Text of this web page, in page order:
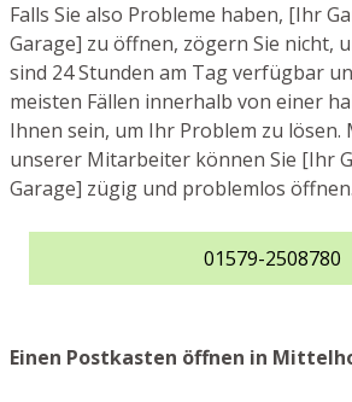
Falls Sie also Probleme haben, [Ihr
Garage] zu öffnen, zögern Sie nicht,
sind 24 Stunden am Tag verfügbar
meisten Fällen innerhalb von einer
Ihnen sein, um Ihr Problem zu lösen.
unserer Mitarbeiter können Sie [Ihr
Garage] zügig und problemlos öffnen.
01579-2508780
Einen Postkasten öffnen in